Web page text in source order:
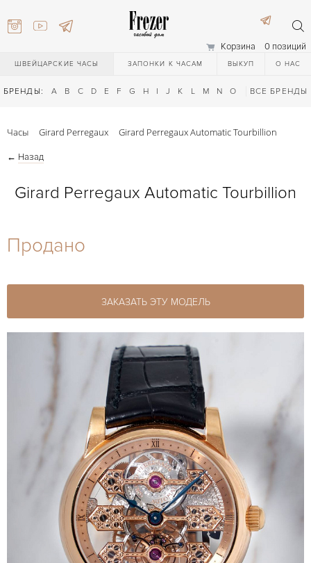
Корзина 0 позиций
ШВЕЙЦАРСКИЕ ЧАСЫ ЗАПОНКИ К ЧАСАМ ВЫКУП О НАС
БРЕНДЫ: A B C D E F G H I J K L M N O Q R S T
ВСЕ БРЕНДЫ
27-44
27-44
Часы Girard Perregaux Girard Perregaux Automatic Tourbillion
← Назад
Girard Perregaux Automatic Tourbillion
Продано
ЗАКАЗАТЬ ЭТУ МОДЕЛЬ